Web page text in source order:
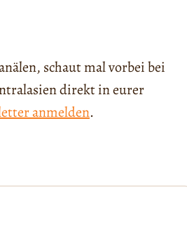
schaut mal vorbei bei
direkt in eurer
anmelden.